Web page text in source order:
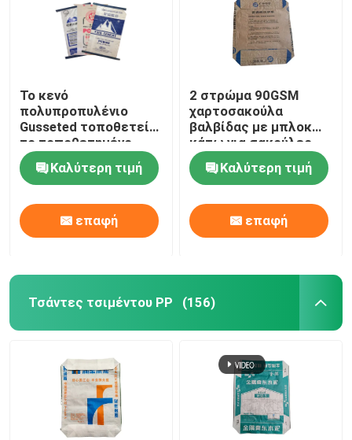
Το κενό
πολυπροπυλένιο
Gusseted τοποθετεί
το τοποθετημένο
υφαμένο PP τσιμέντο
τσαντών σε σάκκο
Καλύτερη τιμή
επαφή
2 στρώμα 90GSM
χαρτοσακούλα
βαλβίδας με μπλοκ
κάτω για σακούλες
συσκευασίας
τσιμέντου 50kg
Καλύτερη τιμή
επαφή
Τσάντες τσιμέντου PP (156)